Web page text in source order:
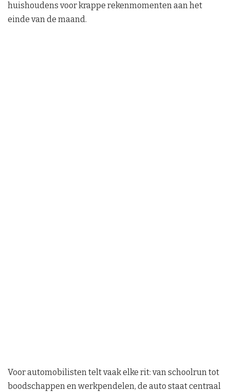
huishoudens voor krappe rekenmomenten aan het
einde van de maand.
Voor automobilisten telt vaak elke rit: van schoolrun tot
boodschappen en werkpendelen, de auto staat centraal